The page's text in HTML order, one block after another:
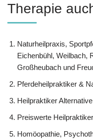
Therapie
Naturheilpraxis,
Eichenbühl, Weilbach,
Großheubach und
Pferdeheilpraktiker &
Heilpraktiker Alternative
Preiswerte Heilpraktiker
‎Homöopathie,